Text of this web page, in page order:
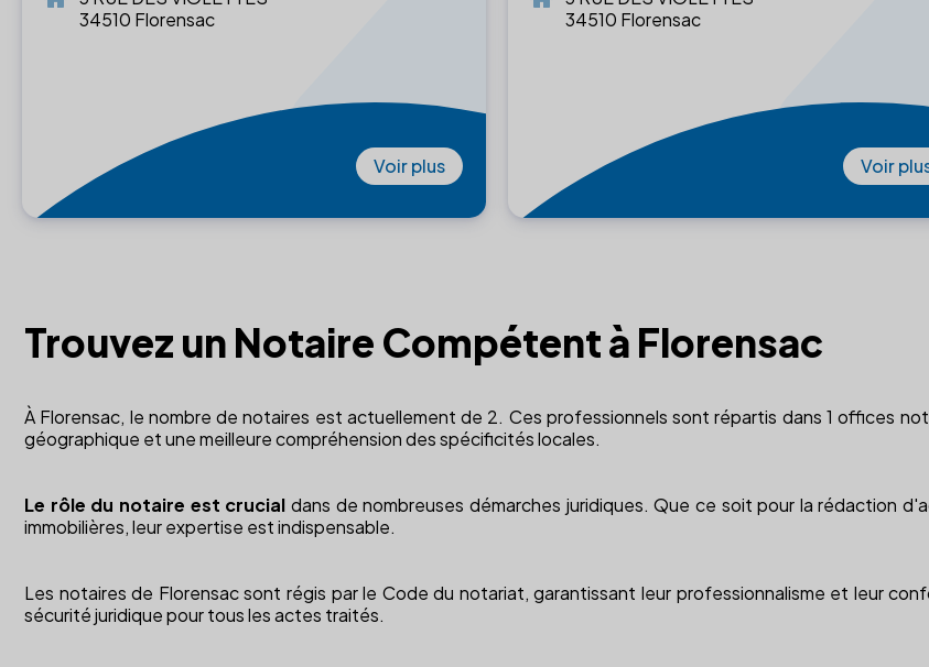
34510 Florensac
Voir plus
34510 Florensac
Voir
Trouvez un Notaire Compétent à Florensac
À Florensac, le nombre de notaires est actuellement de 2. Ces professionnels sont répartis dans 1 offices
géographique et une meilleure compréhension des spécificités locales.
Le rôle du notaire est crucial dans de nombreuses démarches juridiques. Que ce soit pour la rédaction
immobilières, leur expertise est indispensable.
Les notaires de Florensac sont régis par le Code du notariat, garantissant leur professionnalisme et leur
sécurité juridique pour tous les actes traités.